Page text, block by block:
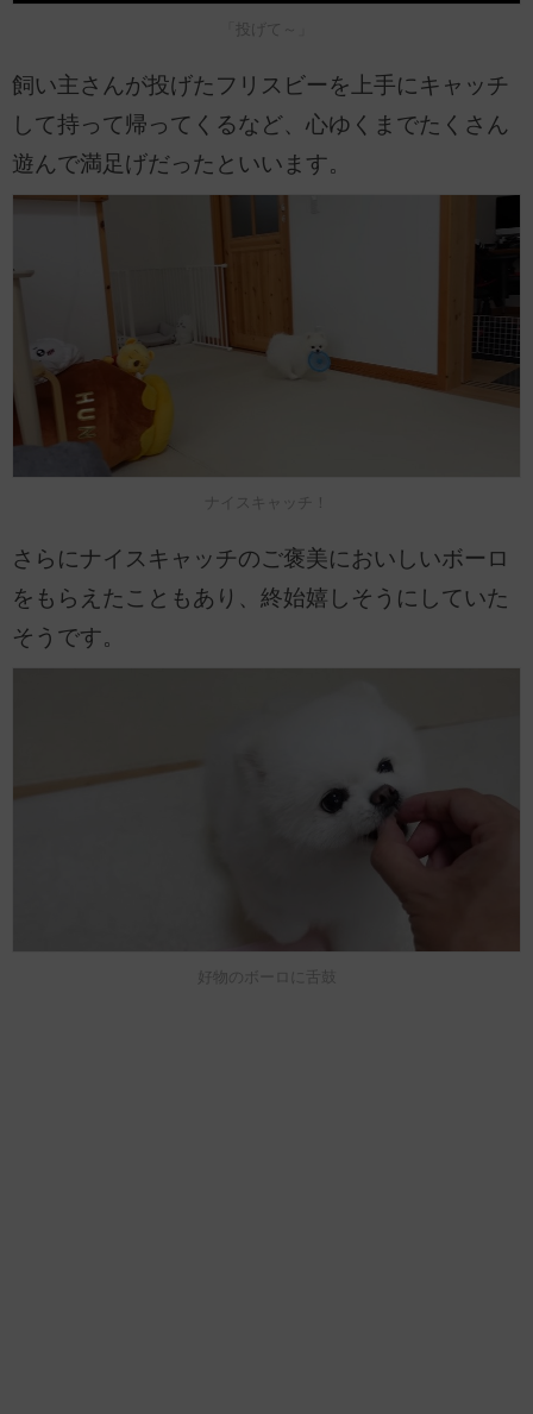
「投げて～」
飼い主さんが投げたフリスビーを上手にキャッチ
して持って帰ってくるなど、心ゆくまでたくさん
遊んで満足げだったといいます。
ナイスキャッチ！
さらにナイスキャッチのご褒美においしいボーロ
をもらえたこともあり、終始嬉しそうにしていた
そうです。
好物のボーロに舌鼓